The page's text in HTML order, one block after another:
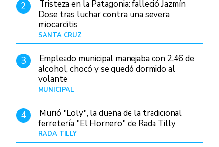
2
Tristeza en la Patagonia: falleció Jazmín
Dose tras luchar contra una severa
miocarditis
SANTA CRUZ
3
Empleado municipal manejaba con 2,46 de
alcohol, chocó y se quedó dormido al
volante
MUNICIPAL
4
Murió "Loly", la dueña de la tradicional
ferretería "El Hornero" de Rada Tilly
RADA TILLY